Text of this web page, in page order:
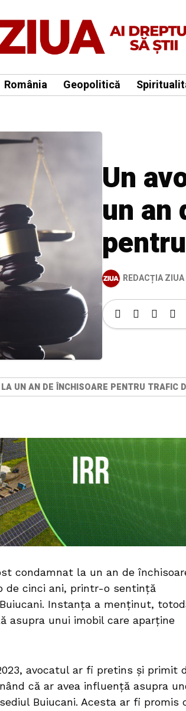
România Geopolitică
Un
un an
REDACȚIA ZIUA
UN AN DE ÎNCHISOARE PENTRU TRAFIC
condamnat la un an de
de cinci ani, printr-o sentință
Instanța a menținut,
asupra unui imobil care aparține
avocatul ar fi pretins și primit
că ar avea influență asupra
Buiucani. Acesta ar fi promis